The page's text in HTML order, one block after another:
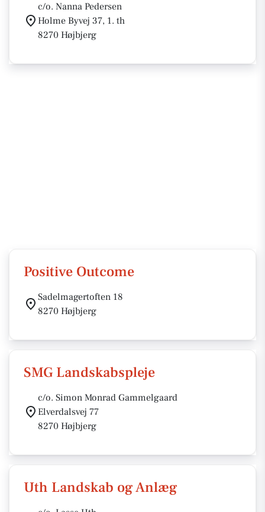
c/o. Nanna Pedersen
Holme Byvej 37, 1. th
8270 Højbjerg
Positive Outcome
Sadelmagertoften 18
8270 Højbjerg
SMG Landskabspleje
c/o. Simon Monrad Gammelgaard
Elverdalsvej 77
8270 Højbjerg
Uth Landskab og Anlæg